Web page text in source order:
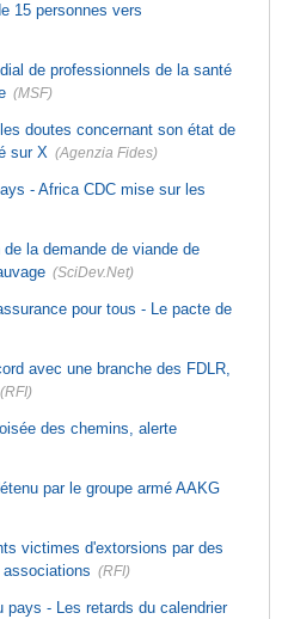
15 personnes vers
de professionnels de la santé
(MSF)
doutes concernant son état de
sur X (Agenzia Fides)
- Africa CDC mise sur les
de la demande de viande de
(SciDev.Net)
pour tous - Le pacte de
avec une branche des FDLR,
(RFI)
des chemins, alerte
par le groupe armé AAKG
victimes d'extorsions par des
(RFI)
pays - Les retards du calendrier